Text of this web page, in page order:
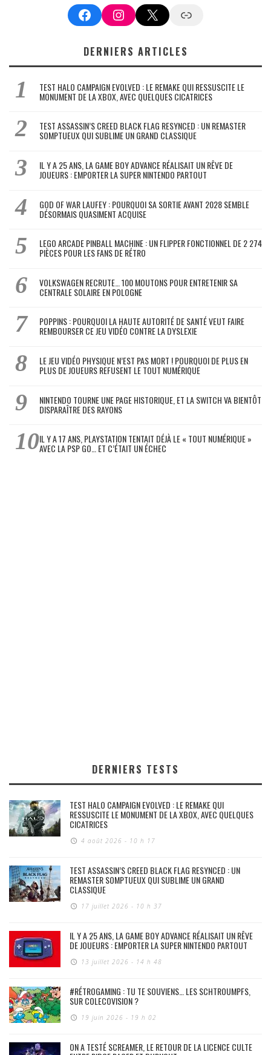
FacebookInstagram
X Google News
DERNIERS ARTICLES
TEST HALO CAMPAIGN EVOLVED : LE REMAKE QUI RESSUSCITE LE
MONUMENT DE LA XBOX, AVEC QUELQUES CICATRICES
TEST ASSASSIN’S CREED BLACK FLAG RESYNCED : UN REMASTER
SOMPTUEUX QUI SUBLIME UN GRAND CLASSIQUE
IL Y A 25 ANS, LA GAME BOY ADVANCE RÉALISAIT UN RÊVE DE
JOUEURS : EMPORTER LA SUPER NINTENDO PARTOUT
GOD OF WAR LAUFEY : POURQUOI SA SORTIE AVANT 2028 SEMBLE
DÉSORMAIS QUASIMENT ACQUISE
LEGO ARCADE PINBALL MACHINE : UN FLIPPER FONCTIONNEL DE 2 274
PIÈCES POUR LES FANS DE RÉTRO
VOLKSWAGEN RECRUTE… 100 MOUTONS POUR ENTRETENIR SA
CENTRALE SOLAIRE EN POLOGNE
POPPINS : POURQUOI LA HAUTE AUTORITÉ DE SANTÉ VEUT FAIRE
REMBOURSER CE JEU VIDÉO CONTRE LA DYSLEXIE
LE JEU VIDÉO PHYSIQUE N’EST PAS MORT ! POURQUOI DE PLUS EN
PLUS DE JOUEURS REFUSENT LE TOUT NUMÉRIQUE
NINTENDO TOURNE UNE PAGE HISTORIQUE, ET LA SWITCH VA BIENTÔT
DISPARAÎTRE DES RAYONS
IL Y A 17 ANS, PLAYSTATION TENTAIT DÉJÀ LE « TOUT NUMÉRIQUE »
AVEC LA PSP GO… ET C’ÉTAIT UN ÉCHEC
DERNIERS TESTS
TEST HALO CAMPAIGN EVOLVED : LE REMAKE QUI
RESSUSCITE LE MONUMENT DE LA XBOX, AVEC QUELQUES
CICATRICES
4 août 2026 - 10 h 17
TEST ASSASSIN’S CREED BLACK FLAG RESYNCED : UN
REMASTER SOMPTUEUX QUI SUBLIME UN GRAND
CLASSIQUE
17 juillet 2026 - 10 h 37
IL Y A 25 ANS, LA GAME BOY ADVANCE RÉALISAIT UN RÊVE
DE JOUEURS : EMPORTER LA SUPER NINTENDO PARTOUT
13 juillet 2026 - 14 h 48
#RÉTROGAMING : TU TE SOUVIENS… LES SCHTROUMPFS,
SUR COLECOVISION ?
19 juin 2026 - 19 h 02
ON A TESTÉ SCREAMER, LE RETOUR DE LA LICENCE CULTE